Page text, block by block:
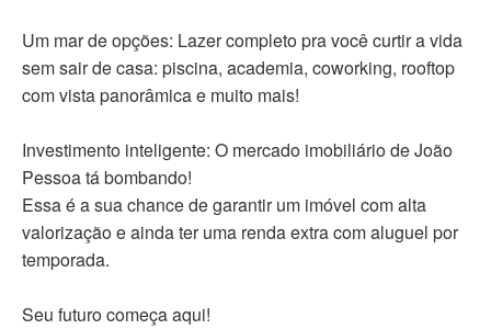
Um mar de opções: Lazer completo pra você curtir a vida
sem sair de casa: piscina, academia, coworking, rooftop
com vista panorâmica e muito mais!
Investimento inteligente: O mercado imobiliário de João
Pessoa tá bombando!
Essa é a sua chance de garantir um imóvel com alta
valorização e ainda ter uma renda extra com aluguel por
temporada.
Seu futuro começa aqui!